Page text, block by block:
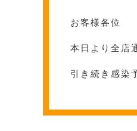
お客様各位
本日より全店
引き続き感染